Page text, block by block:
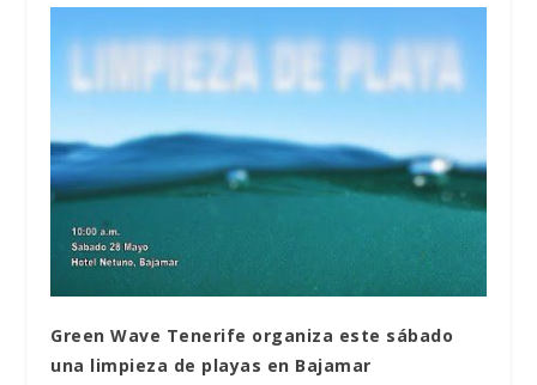
Green Wave Tenerife organiza este sábado
una limpieza de playas en Bajamar